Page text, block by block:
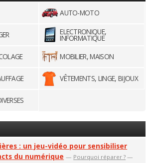
AUTO-MOTO
ELECTRONIQUE,
INFORMATIQUE
MOBILIER, MAISON
VÊTEMENTS, LINGE, BIJOUX
: un jeu-vidéo pour sensibiliser
du numérique — Pourquoi réparer ? —